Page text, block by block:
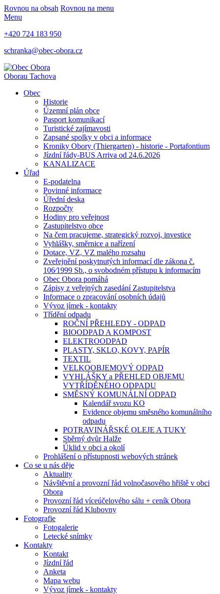
Rovnou na obsah Rovnou na menu
Menu
+420 724 183 950
schranka@obec-obora.cz
Oborau Tachova
Obec
Historie
Územní plán obce
Pasport komunikací
Turistické zajímavosti
Zapsané spolky v obci a informace
Kroniky Obory (Thiergarten) - historie - Portafontium
Jízdní řády-BUS Arriva od 24.6.2026
KANALIZACE
Úřad
E-podatelna
Povinné informace
Úřední deska
Rozpočty
Hodiny pro veřejnost
Zastupitelstvo obce
Na čem pracujeme, strategický rozvoj, investice
Vyhlášky, směrnice a nařízení
Dotace, VZ, VZ malého rozsahu
Zveřejnění poskytnutých informací dle zákona č.
106⁄1999 Sb., o svobodném přístupu k informacím
Obec Obora pomáhá
Zápisy z veřejných zasedání Zastupitelstva
Informace o zpracování osobních údajů
Vývoz jímek - kontakty
Třídění odpadu
ROČNÍ PŘEHLEDY - ODPAD
BIOODPAD A KOMPOST
ELEKTROODPAD
PLASTY, SKLO, KOVY, PAPÍR
TEXTIL
VELKOOBJEMOVÝ ODPAD
VYHLÁŠKY a PŘEHLED OBJEMU
VYTŘÍDĚNÉHO ODPADU
SMĚSNÝ KOMUNÁLNÍ ODPAD
Kalendář svozu KO
Evidence objemu směsného komunálního
odpadu
POTRAVINÁŘSKÉ OLEJE A TUKY
Sběrný dvůr Halže
Úklid v obci a okolí
Prohlášení o přístupnosti webových stránek
Co se u nás děje
Aktuality
Návštěvní a provozní řád volnočasového hřiště v obci
Obora
Provozní řád víceúčelového sálu + ceník Obora
Provozní řád Klubovny
Fotografie
Fotogalerie
Letecké snímky
Kontakty
Kontakt
Jízdní řád
Anketa
Mapa webu
Vývoz jímek - kontakty